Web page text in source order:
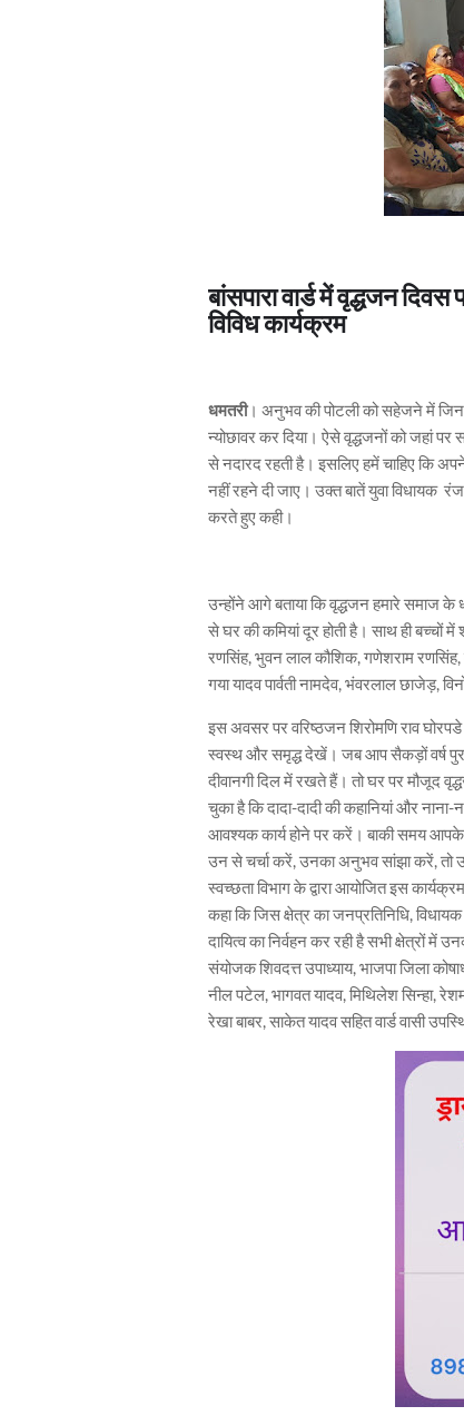
बांसपारा वार्ड में वृद्धजन
विविध कार्यक्रम
धमतरी। अनुभव की पोटली को सहेजने में
न्योछावर कर दिया। ऐसे वृद्धजनों को जहां पर
से नदारद रहती है। इसलिए हमें चाहिए कि
नहीं रहने दी जाए। उक्त बातें युवा विधायक
करते हुए कही।
उन्होंने आगे बताया कि वृद्धजन हमारे समाज
से घर की कमियां दूर होती है। साथ ही बच्चों
रणसिंह, भुवन लाल कौशिक, गणेशराम रणसिंह,
गया यादव पार्वती नामदेव, भंवरलाल छाजेड़,
इस अवसर पर वरिष्ठजन शिरोमणि राव
स्वस्थ और समृद्ध देखें। जब आप सैकड़ों वर्ष
दीवानगी दिल में रखते हैं। तो घर पर
चुका है कि दादा-दादी की कहानियां और
आवश्यक कार्य होने पर करें। बाकी समय
उन से चर्चा करें, उनका अनुभव सांझा करें, तो
स्वच्छता विभाग के द्वारा आयोजित इस
कहा कि जिस क्षेत्र का जनप्रतिनिधि,
दायित्व का निर्वहन कर रही है सभी क्षेत्रों
संयोजक शिवदत्त उपाध्याय, भाजपा जिला
नील पटेल, भागवत यादव, मिथिलेश सिन्हा,
रेखा बाबर, साकेत यादव सहित वार्ड वासी